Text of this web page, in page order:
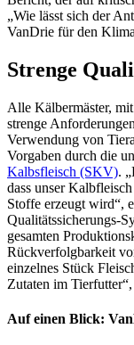
„Wie lässt sich der
VanDrie für den
Strenge
Alle Kälbermäster,
strenge
Verwendung von
Vorgaben durch die
Kalbsfleisch (SKV).
dass unser
Stoffe erzeugt wird“,
Qualitätssicherungs-
gesamten
Rückverfolgbarkeit
einzelnes Stück
Zutaten im
Auf einen Blick: